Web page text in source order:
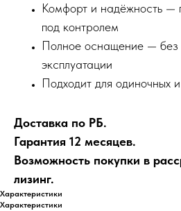
Комфорт и надёжность —
под контролем
Полное оснащение — без
эксплуатации
Подходит для одиночных
Доставка по РБ.
Гарантия 12 месяцев.
Возможность покупки в
лизинг.
Характеристики
Характеристики